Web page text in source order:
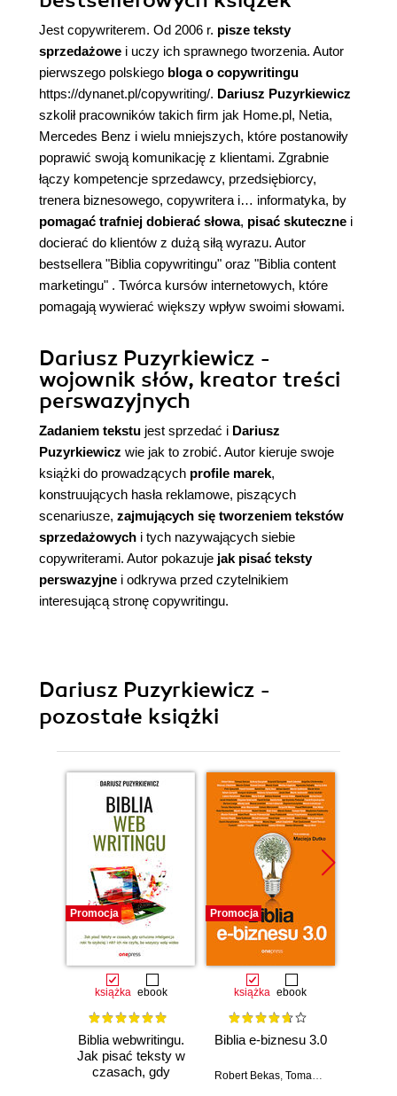
Jest copywriterem. Od 2006 r. pisze teksty
sprzedażowe i uczy ich sprawnego tworzenia. Autor
pierwszego polskiego bloga o copywritingu
https://dynanet.pl/copywriting/. Dariusz Puzyrkiewicz
szkolił pracowników takich firm jak Home.pl, Netia,
Mercedes Benz i wielu mniejszych, które postanowiły
poprawić swoją komunikację z klientami. Zgrabnie
łączy kompetencje sprzedawcy, przedsiębiorcy,
trenera biznesowego, copywritera i… informatyka, by
pomagać trafniej dobierać słowa, pisać skuteczne i
docierać do klientów z dużą siłą wyrazu. Autor
bestsellera "Biblia copywritingu" oraz "Biblia content
marketingu" . Twórca kursów internetowych, które
pomagają wywierać większy wpływ swoimi słowami.
Dariusz Puzyrkiewicz -
wojownik słów, kreator treści
perswazyjnych
Zadaniem tekstu jest sprzedać i Dariusz
Puzyrkiewicz wie jak to zrobić. Autor kieruje swoje
książki do prowadzących profile marek,
konstruujących hasła reklamowe, piszących
scenariusze, zajmujących się tworzeniem tekstów
sprzedażowych i tych nazywających siebie
copywriterami. Autor pokazuje jak pisać teksty
perswazyjne i odkrywa przed czytelnikiem
interesującą stronę copywritingu.
Dariusz Puzyrkiewicz -
pozostałe książki
Promocja
książka ebook
Biblia webwritingu.
Jak pisać teksty w
czasach, gdy
Promocja
książka ebook
Biblia e-biznesu 3.0
Robert Bekas, Tomasz Burcon